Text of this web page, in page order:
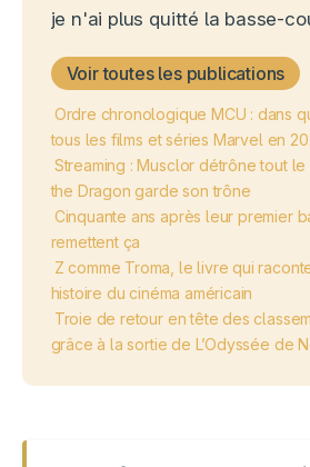
je n'ai plus quitté la basse-
Voir toutes les publications
Ordre chronologique MCU : dans
tous les films et séries Marvel en
Streaming : Musclor détrône tout
the Dragon garde son trône
Cinquante ans après leur premier
remettent ça
Z comme Troma, le livre qui
histoire du cinéma américain
Troie de retour en tête des
grâce à la sortie de L’Odyssée de